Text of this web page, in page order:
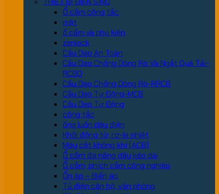
Ổ cắm công tắc
mặt
ổ cấm và phụ kiện
zenlock
Cầu Dao An Toàn
Cầu Dao Chống Dòng Rò Và Ngắt Quá Tải-
RCBO
Cầu Dao Chống Dòng Rò-RRCB
Cầu Dao Tự Động-MCB
Cầu Dao Tự Động
công tắc
ống luồn dây điện
Khởi động từ, rơ-le nhiệt
Máy cắt không khí (ACB)
Ổ cắm đa năng dây kéo dài
Ổ cắm, phích cắm công nghiệp
Ổn áp – Biến áp
Tủ điện căn hộ, văn phòng